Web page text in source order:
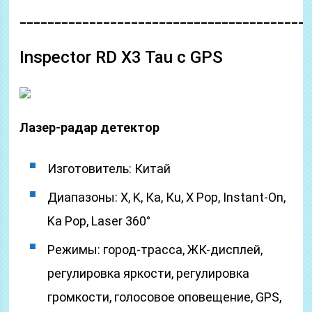
Inspector RD X3 Tau с GPS
Лазер-радар детектор
Изготовитель: Китай
Диапазоны: Х, K, Ка, Кu, X Pop, Instant-On,
Ka Pop, Laser 360°
Режимы: город-трасса, ЖК-дисплей,
регулировка яркости, регулировка
громкости, голосовое оповещение, GPS,